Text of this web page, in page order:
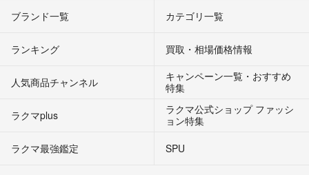
ブランド一覧 カテゴリ一覧
ランキング 買取・相場価格情報
人気商品チャンネル
キャンペーン一覧・おすすめ
特集
ラクマplus
ラクマ公式ショップ ファッシ
ョン特集
ラクマ最強鑑定
SPU